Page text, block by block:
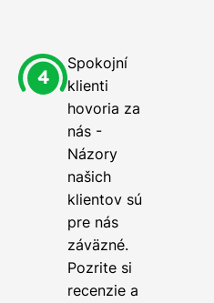
Spokojní
klienti
hovoria za
nás -
Názory
našich
klientov sú
pre nás
záväzné.
Pozrite si
recenzie a